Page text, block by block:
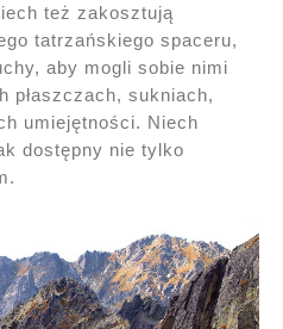
też zakosztują
tatrzańskiego spaceru,
aby mogli sobie nimi
płaszczach, sukniach,
umiejętności. Niech
dostępny nie tylko